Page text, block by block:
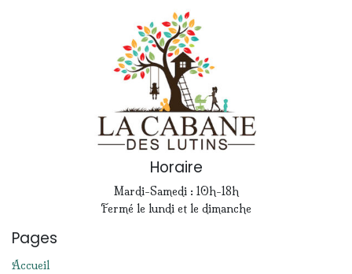
Horaire
Mardi-Samedi : 10h-18h
Fermé le lundi et le dimanche
Pages
Accueil